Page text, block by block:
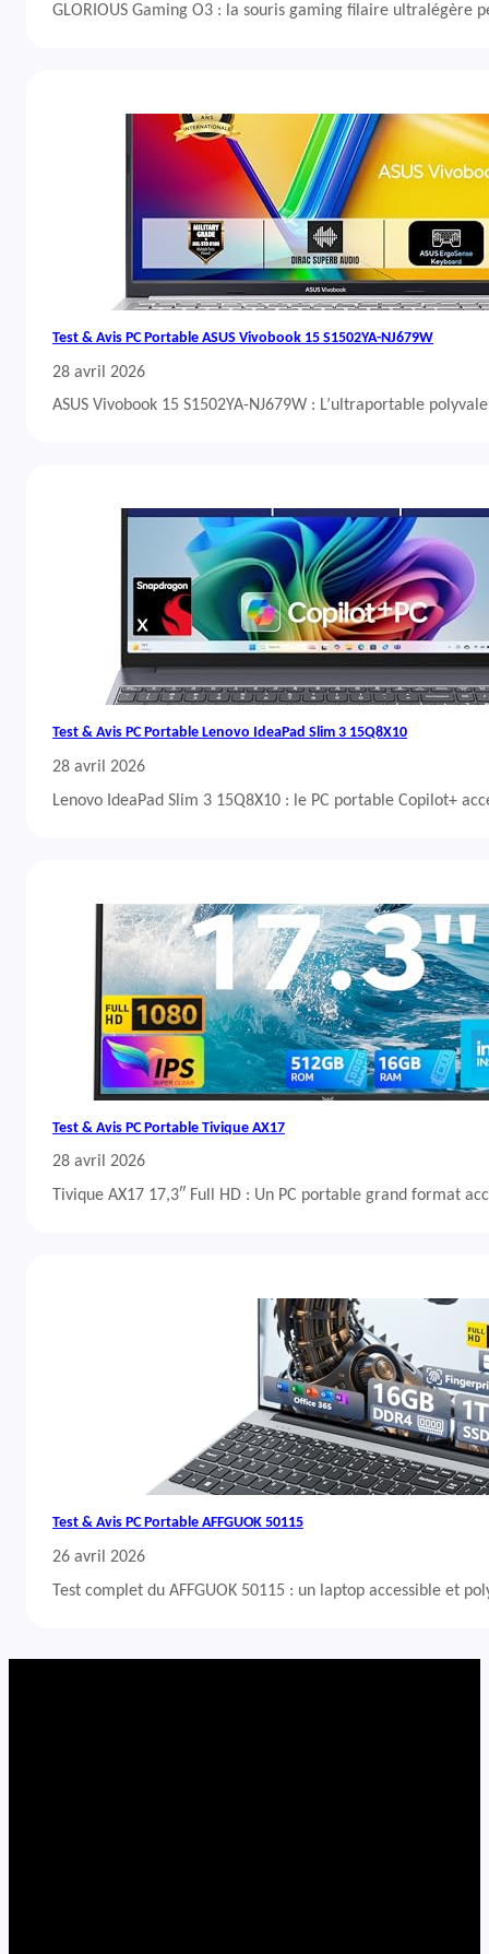
GLORIOUS Gaming O3 : la souris gaming filaire ultralégère
Test & Avis PC Portable ASUS Vivobook 15 S1502YA-NJ679W
28 avril 2026
ASUS Vivobook 15 S1502YA-NJ679W : L’ultraportable
Test & Avis PC Portable Lenovo IdeaPad Slim 3 15Q8X10
28 avril 2026
Lenovo IdeaPad Slim 3 15Q8X10 : le PC portable Copilot+
Test & Avis PC Portable Tivique AX17
28 avril 2026
Tivique AX17 17,3″ Full HD : Un PC portable grand format
Test & Avis PC Portable AFFGUOK 50115
26 avril 2026
Test complet du AFFGUOK 50115 : un laptop accessible